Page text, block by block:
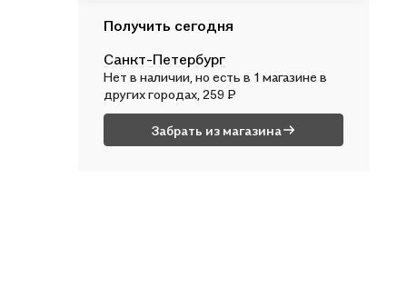
В ср, 12 августа — от 312 ₽
Почтой России
В чт, 13 августа — от 496 ₽
Получить сегодня
Санкт-Петербург
Нет в наличии, но есть в 1 магазине в
других городах, 259 ₽
Забрать из магазина